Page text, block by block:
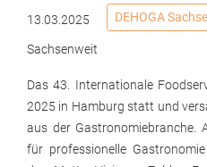
13.03.2025 DEHOGA
Sachsenweit
Das 43. Internationale
2025 in Hamburg statt und
aus der Gastronomiebranche.
für professionelle